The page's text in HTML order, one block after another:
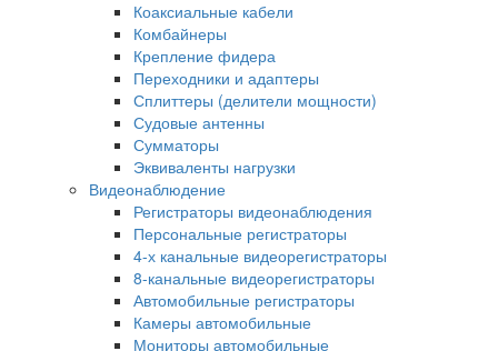
Коаксиальные кабели
Комбайнеры
Крепление фидера
Переходники и адаптеры
Сплиттеры (делители мощности)
Судовые антенны
Сумматоры
Эквиваленты нагрузки
Видеонаблюдение
Регистраторы видеонаблюдения
Персональные регистраторы
4-х канальные видеорегистраторы
8-канальные видеорегистраторы
Автомобильные регистраторы
Камеры автомобильные
Мониторы автомобильные